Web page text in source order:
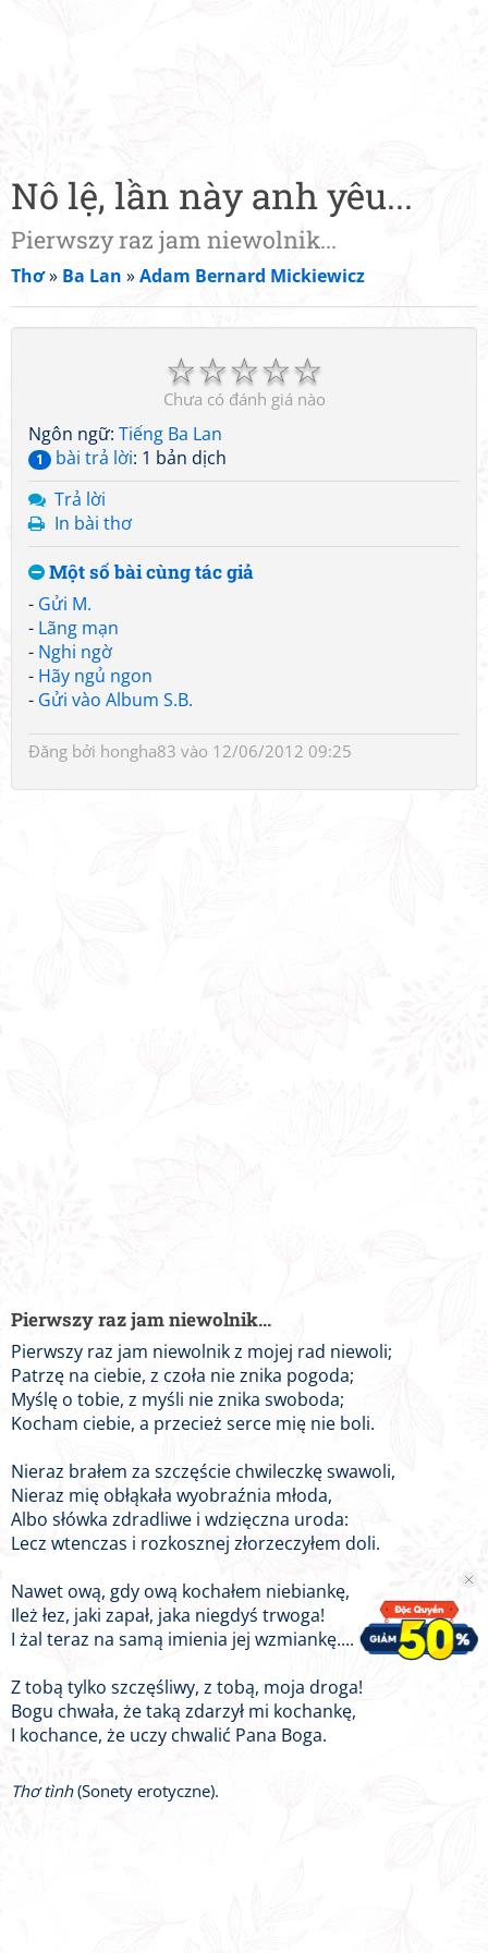
Nô lệ, lần này anh yêu...
Pierwszy raz jam niewolnik...
Thơ» Ba Lan »Adam Bernard Mickiewicz
☆
☆
☆
☆
☆
Chưa có đánh giá nào
Ngôn ngữ: Tiếng Ba Lan
1 bài trả lời: 1 bản dịch
Trả lời
In bài thơ
Một số bài cùng tác giả
- Gửi M.
- Lãng mạn
- Nghi ngờ
- Hãy ngủ ngon
- Gửi vào Album S.B.
Đăng bởi hongha83 vào 12/06/2012 09:25
Pierwszy raz jam niewolnik...
Pierwszy raz jam niewolnik z mojej rad niewoli;
Patrzę na ciebie, z czoła nie znika pogoda;
Myślę o tobie, z myśli nie znika swoboda;
Kocham ciebie, a przecież serce mię nie boli.
Nieraz brałem za szczęście chwileczkę swawoli,
Nieraz mię obłąkała wyobraźnia młoda,
Albo słówka zdradliwe i wdzięczna uroda:
Lecz wtenczas i rozkosznej złorzeczyłem doli.
Nawet ową, gdy ową kochałem niebiankę,
Ileż łez, jaki zapał, jaka niegdyś trwoga!
I żal teraz na samą imienia jej wzmiankę....
Z tobą tylko szczęśliwy, z tobą, moja droga!
Bogu chwała, że taką zdarzył mi kochankę,
I kochance, że uczy chwalić Pana Boga.
Thơ tình(Sonety erotyczne).